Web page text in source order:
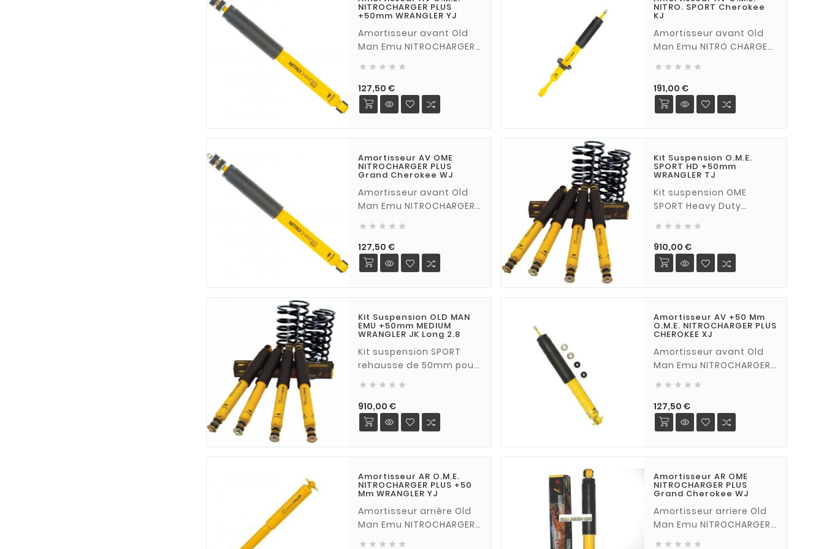
NITROCHARGER PLUS
+50mm WRANGLER YJ
Amortisseur avant Old
Man Emu NITROCHARGER
Wrangler YJ (vendu à
l'unité)
    
127,50 €Prix
NITRO. SPORT Cherokee
KJ
Amortisseur avant Old
Man Emu NITRO CHARGER
Cherokee KJ IMPORTANT:
Afin d'éviter une trop
grande torsion des
silentblocs, il est
inférieures des
amortisseurs
avants véhicule sur ses
roues.
    
191,00 €Prix
Amortisseur AV OME
NITROCHARGER PLUS
Grand Cherokee WJ
Amortisseur avant Old
Man Emu NITROCHARGER
Cherokee WJ (vendu à
l'unité)
    
127,50 €Prix
Kit Suspension O.M.E.
SPORT HD +50mm
WRANGLER TJ
Kit suspension OME
SPORT Heavy Duty
100 kg et +), rehausse de
50mm pour Jeep
Wrangler TJ 2.4 / 2.5 et 4
l
    
910,00 €Prix
Kit Suspension OLD MAN
EMU +50mm MEDIUM
WRANGLER JK Long 2.8
Kit suspension SPORT
rehausse de 50mm pour
UNLIMITED (5 portes) 2.8
CRD à partir de 2006
    
910,00 €Prix
Amortisseur AV +50 Mm
O.M.E. NITROCHARGER PLUS
CHEROKEE XJ
Amortisseur avant Old
Man Emu NITROCHARGER
Cherokee XJ (vendu à
l'unité)
    
127,50 €Prix
Amortisseur AR O.M.E.
NITROCHARGER PLUS +50
Mm WRANGLER YJ
Amortisseur arrière Old
Man Emu NITROCHARGER
    
Amortisseur AR OME
NITROCHARGER PLUS
Grand Cherokee WJ
Amortisseur arriere Old
Man Emu NITROCHARGER
    